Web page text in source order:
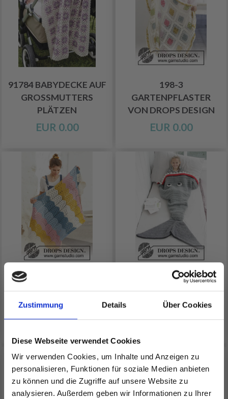
Zustimmung Details Über Cookies
Diese Webseite verwendet Cookies
Wir verwenden Cookies, um Inhalte und Anzeigen zu
personalisieren, Funktionen für soziale Medien anbieten
zu können und die Zugriffe auf unsere Website zu
analysieren. Außerdem geben wir Informationen zu Ihrer
91784 BABYDECKE AUF
GROSSMUTTERS P
LÄTZEN
EUR 0.00
198-3
GARTENPFLASTER
VON DROPS DESIGN
EUR 0.00
198-2 TASTE OF
RAINBOW VON DROPS
DESIGN
EUR 0.00
28-13 SHARK ATTACK
BLANKET VON DROPS
DESIGN
EUR 0.00